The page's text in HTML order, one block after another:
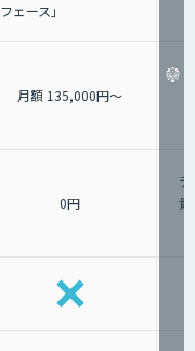
フェース」
月額 135,000円〜
0円
貴